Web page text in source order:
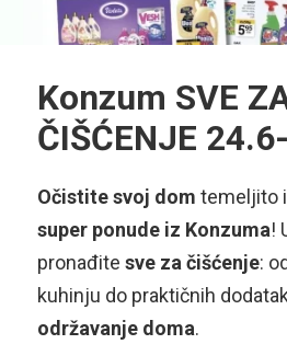
Konzum SVE
ČIŠĆENJE
Očistite svoj dom temeljito
super ponude iz Konzuma!
pronađite sve za čišćenje:
kuhinju do praktičnih
održavanje doma.